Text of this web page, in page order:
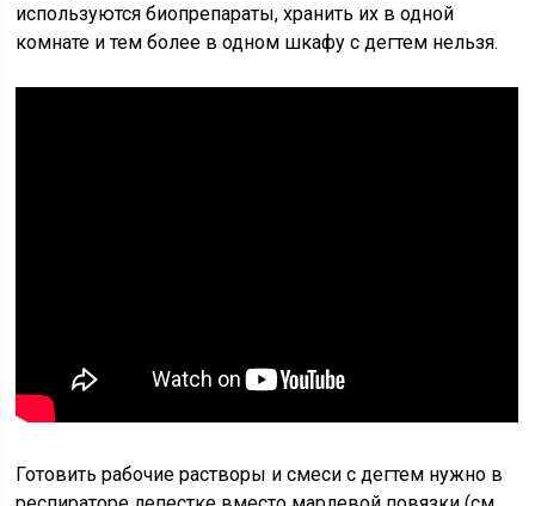
используются биопрепараты, хранить их в одной
комнате и тем более в одном шкафу с дегтем нельзя.
Готовить рабочие растворы и смеси с дегтем нужно в